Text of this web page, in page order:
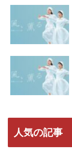
人気の記事